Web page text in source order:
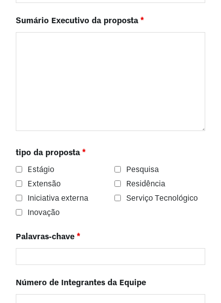
Sumário Executivo da proposta *
tipo da proposta *
Estágio
Extensão
Iniciativa externa
Inovação
Pesquisa
Residência
Serviço Tecnológico
Palavras-chave *
Número de Integrantes da Equipe